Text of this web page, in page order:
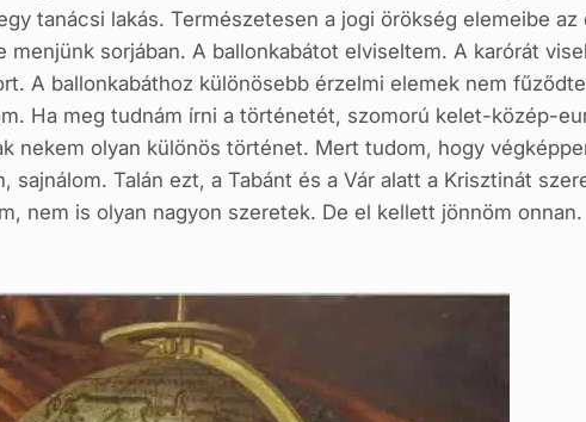
tanácsi lakás. Természetesen a jogi örökség elemeibe az
sorjában. A ballonkabátot elviseltem. A karórát
A ballonkabáthoz különösebb érzelmi elemek nem
Ha meg tudnám írni a történetét, szomorú kelet-közép-
nekem olyan különös történet. Mert tudom, hogy
Talán ezt, a Tabánt és a Vár alatt a Krisztinát
nem is olyan nagyon szeretek. De el kellett jönnöm